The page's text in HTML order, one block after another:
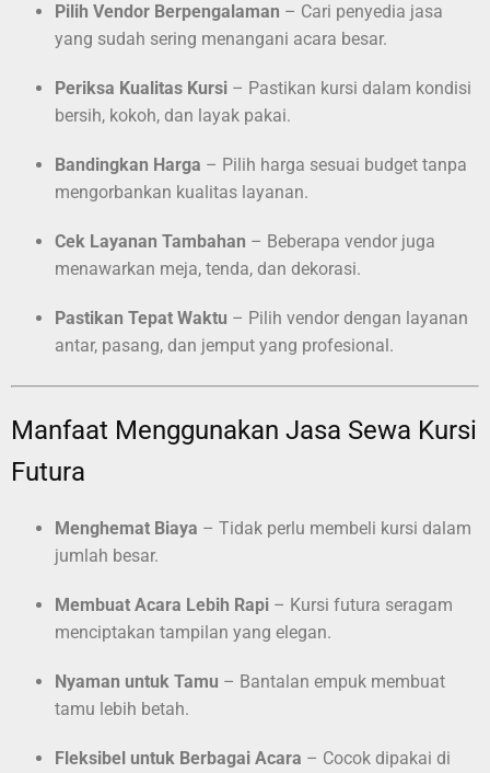
Pilih Vendor Berpengalaman – Cari penyedia jasa
yang sudah sering menangani acara besar.
Periksa Kualitas Kursi – Pastikan kursi dalam kondisi
bersih, kokoh, dan layak pakai.
Bandingkan Harga – Pilih harga sesuai budget tanpa
mengorbankan kualitas layanan.
Cek Layanan Tambahan – Beberapa vendor juga
menawarkan meja, tenda, dan dekorasi.
Pastikan Tepat Waktu – Pilih vendor dengan layanan
antar, pasang, dan jemput yang profesional.
Manfaat Menggunakan Jasa Sewa Kursi
Futura
Menghemat Biaya – Tidak perlu membeli kursi dalam
jumlah besar.
Membuat Acara Lebih Rapi – Kursi futura seragam
menciptakan tampilan yang elegan.
Nyaman untuk Tamu – Bantalan empuk membuat
tamu lebih betah.
Fleksibel untuk Berbagai Acara – Cocok dipakai di